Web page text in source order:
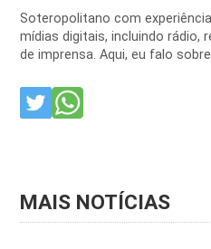
Soteropolitano com
mídias digitais, incluindo rádio,
de imprensa. Aqui, eu falo
MAIS NOTÍCIAS